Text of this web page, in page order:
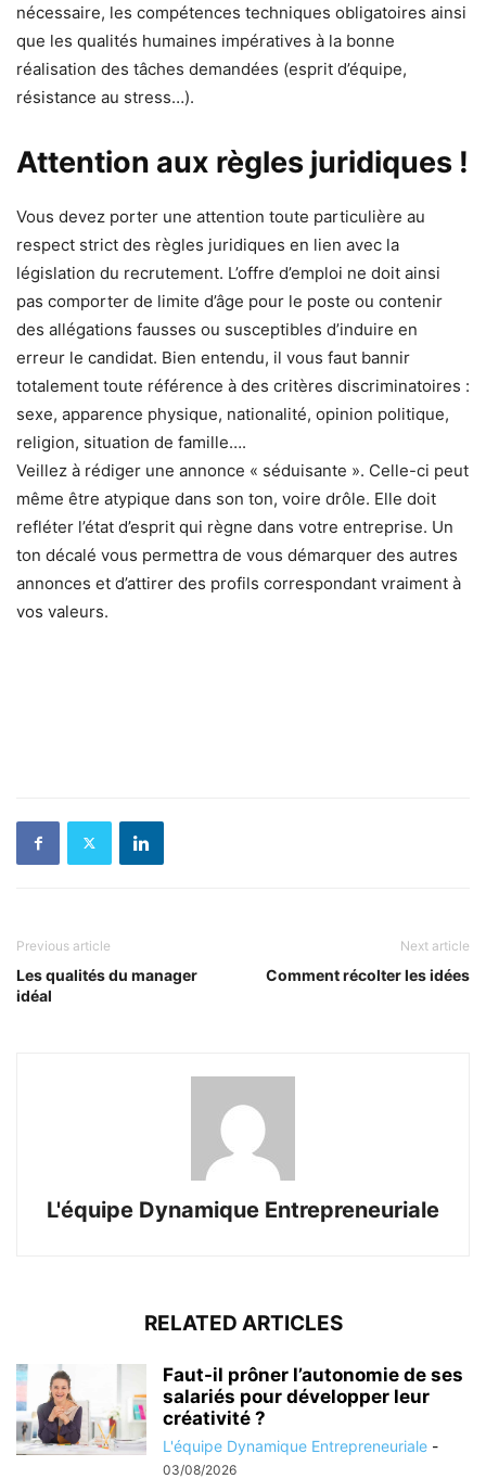
nécessaire, les compétences techniques obligatoires ainsi
que les qualités humaines impératives à la bonne
réalisation des tâches demandées (esprit d’équipe,
résistance au stress…).
Attention aux règles juridiques !
Vous devez porter une attention toute particulière au
respect strict des règles juridiques en lien avec la
législation du recrutement. L’offre d’emploi ne doit ainsi
pas comporter de limite d’âge pour le poste ou contenir
des allégations fausses ou susceptibles d’induire en
erreur le candidat. Bien entendu, il vous faut bannir
totalement toute référence à des critères discriminatoires :
sexe, apparence physique, nationalité, opinion politique,
religion, situation de famille….
Veillez à rédiger une annonce « séduisante ». Celle-ci peut
même être atypique dans son ton, voire drôle. Elle doit
refléter l’état d’esprit qui règne dans votre entreprise. Un
ton décalé vous permettra de vous démarquer des autres
annonces et d’attirer des profils correspondant vraiment à
vos valeurs.
Previous article
Les qualités du manager
idéal
Next article
Comment récolter les idées
L'équipe Dynamique Entrepreneuriale
RELATED ARTICLES
Faut-il prôner l’autonomie de ses
salariés pour développer leur
créativité ?
L'équipe Dynamique Entrepreneuriale -
03/08/2026